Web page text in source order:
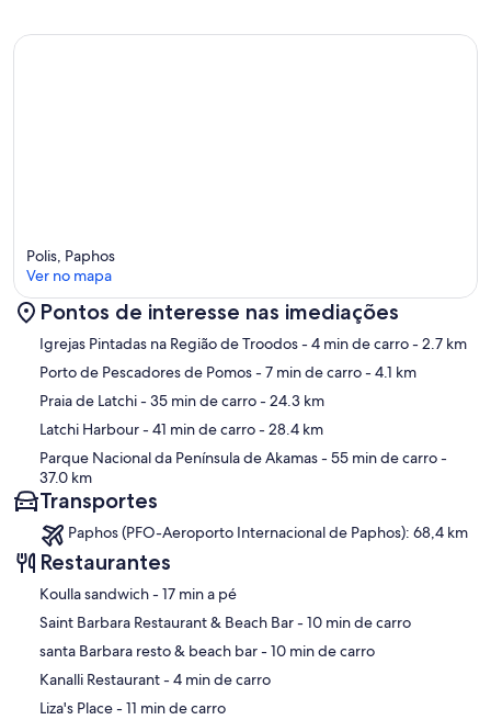
Mapa
Polis, Paphos
Ver no mapa
Pontos de interesse nas imediações
Igrejas Pintadas na Região de Troodos- 4 min de carro- 2.7 km
Porto de Pescadores de Pomos- 7 min de carro- 4.1 km
Praia de Latchi- 35 min de carro- 24.3 km
Latchi Harbour- 41 min de carro- 28.4 km
Parque Nacional da Península de Akamas- 55 min de carro-
37.0 km
Transportes
Paphos (PFO-Aeroporto Internacional de Paphos): 68,4 km
Restaurantes
‪Koulla sandwich - ‬17 min a pé
‪Saint Barbara Restaurant & Beach Bar - ‬10 min de carro
‪santa Barbara resto & beach bar - ‬10 min de carro
‪Kanalli Restaurant - ‬4 min de carro
‪Liza's Place - ‬11 min de carro